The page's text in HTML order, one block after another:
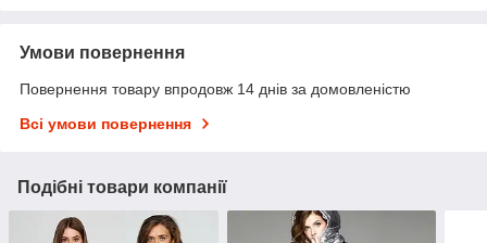
Умови повернення
Повернення товару впродовж 14 днів за домовленістю
Всі умови повернення
Подібні товари компанії